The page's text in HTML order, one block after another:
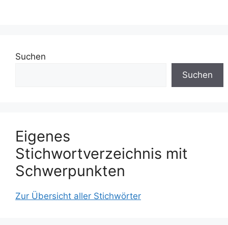
Suchen
Suchen
Eigenes
Stichwortverzeichnis mit
Schwerpunkten
Zur Übersicht aller Stichwörter